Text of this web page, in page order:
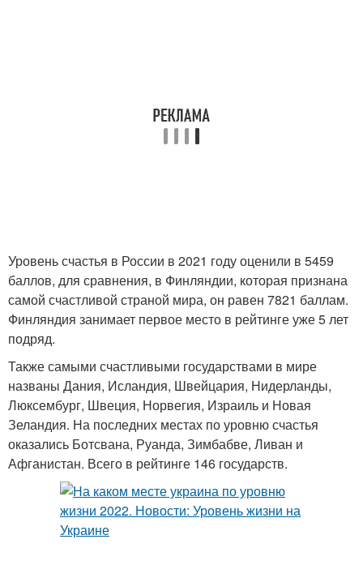
Уровень счастья в России в 2021 году оценили в 5459
баллов, для сравнения, в Финляндии, которая признана
самой счастливой страной мира, он равен 7821 баллам.
Финляндия занимает первое место в рейтинге уже 5 лет
подряд.
Также самыми счастливыми государствами в мире
названы Дания, Исландия, Швейцария, Нидерланды,
Люксембург, Швеция, Норвегия, Израиль и Новая
Зеландия. На последних местах по уровню счастья
оказались Ботсвана, Руанда, Зимбабве, Ливан и
Афганистан. Всего в рейтинге 146 государств.